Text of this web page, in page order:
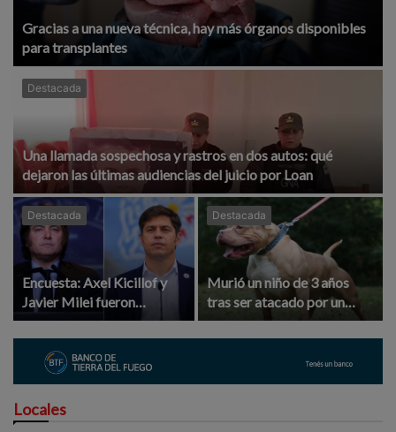
Gracias a una nueva técnica, hay más órganos disponibles
para transplantes
Destacada
Una llamada sospechosa y rastros en dos autos: qué
dejaron las últimas audiencias del juicio por Loan
Destacada
Encuesta: Axel Kicillof y
Javier Milei fueron
medidos en la Provincia de
Buenos Aires y hubo un
claro ganador
Destacada
Murió un niño de 3 años
tras ser atacado por un
pitbull en Córdoba
Locales